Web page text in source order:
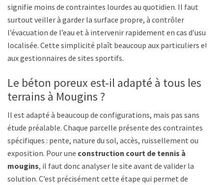
signifie moins de contraintes lourdes au quotidien. Il faut
surtout veiller à garder la surface propre, à contrôler
l’évacuation de l’eau et à intervenir rapidement en cas d’usure
localisée. Cette simplicité plaît beaucoup aux particuliers et
aux gestionnaires de sites sportifs.
Le béton poreux est-il adapté à tous les
terrains à Mougins ?
Il est adapté à beaucoup de configurations, mais pas sans
étude préalable. Chaque parcelle présente des contraintes
spécifiques : pente, nature du sol, accès, ruissellement ou
exposition. Pour une construction court de tennis à
mougins, il faut donc analyser le site avant de valider la
solution. C’est précisément cette étape qui permet de